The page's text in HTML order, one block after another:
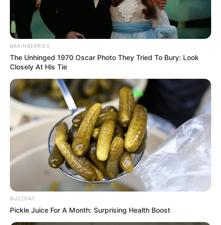
BRAINBERRIES
The Unhinged 1970 Oscar Photo They Tried To Bury: Look
Closely At His Tie
BUZZDAY
Pickle Juice For A Month: Surprising Health Boost